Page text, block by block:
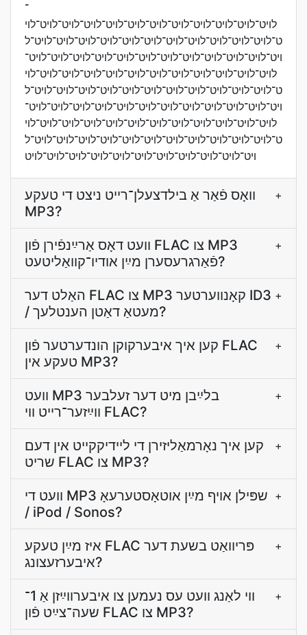
־
לױט־לױט־לױט־לױט־לױט־לױט־לױט־לױט־לױט־לױט־לױט־לױ
ט־לױט־לױט־לױט־לױט־לױט־לױט־לױט־לױט־לױט־לױט־לױט־ל
ױט־לױט־לױט־לױט־לױט־לױט־לױט־לױט־לױט־לױט־לױט־לױט־
לױט־לױט־לױט־לױט־לױט־לױט־לױט־לױט־לױט־לױט־לױט־לױ
ט־לױט־לױט־לױט־לױט־לױט־לױט־לױט־לױט־לױט־לױט־לױט־ל
ױט־לױט־לױט־לױט־לױט־לױט־לױט־לױט־לױט־לױט־לױט־לױט־
לױט־לױט־לױט־לױט־לױט־לױט־לױט־לױט־לױט־לױט־לױט־לױ
ט־לױט־לױט־לױט־לױט־לױט־לױט־לױט־לױט־לױט־לױט־לױט־ל
ױט־לױט־לױט־לױט־לױט־לױט־לױט־לױט־לױט־לױט־לױט
וואָס פֿאַר אַ בילדצעלן־רײט ניצט די טעקע
MP3?
+
װעט דאָס אַרײַנפֿירן פֿון FLAC צו MP3
פֿאַרגרעסערן מײַן אודיו־קװאַליטעט?
+
האַלט דער FLAC צו MP3 קאָנווערטער ID3
/ מעטאַ דאַטן הענטלעך?
+
קען איך איבערקוקן הונדערטער פֿון FLAC
טעקע אין MP3?
+
װעט MP3 בלײַבן מיט דער זעלבער
װײַזער־רײט װי FLAC?
+
קען איך נאָרמאַליזירן די לײדיקקייט אין דעם
שריט FLAC צו MP3?
+
װעט די MP3 שפּילן אױף מײַן אוטאָסטערעאָ
/ iPod / Sonos?
+
איז מײַן טעקע FLAC פּריוואַט בשעת דער
איבערזעצונג?
+
ווי לאַנג װעט עס נעמען צו איבערװײַזן אַ 1־
שעה־צײַט פֿון FLAC צו MP3?
+